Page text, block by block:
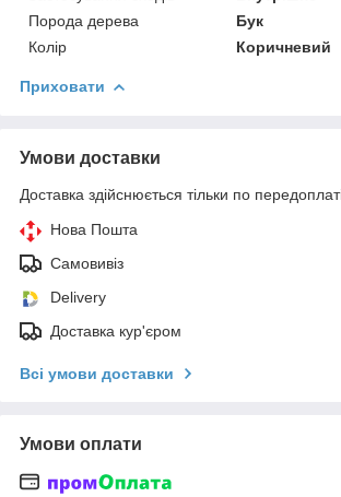
Порода дерева
Бук
Колір
Коричневий
Приховати
Умови доставки
Доставка здійснюється тільки по
Нова Пошта
Самовивіз
Delivery
Доставка кур'єром
Всі умови доставки
Умови оплати